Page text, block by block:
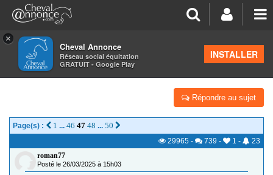
×
Cheval Annonce
Réseau social équitation
GRATUIT - Google Play
INSTALLER
>Salon de thé
VOS VOYAGES
Répondre au sujet
Page(s) : 1 ... 46 47 48 ... 50
29965 - 739 - 1 -
23
roman77
Posté le 26/03/2025 à 15h03